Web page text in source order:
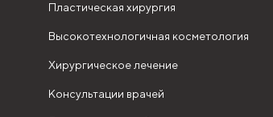
Пластическая хирургия
Высокотехнологичная косметология
Хирургическое лечение
Консультации врачей